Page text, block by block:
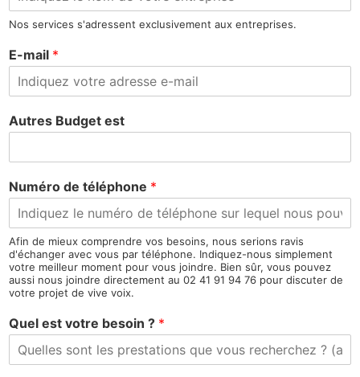
Nos services s'adressent exclusivement aux entreprises.
E-mail *
Autres Budget est
Numéro de téléphone *
Afin de mieux comprendre vos besoins, nous serions ravis
d'échanger avec vous par téléphone. Indiquez-nous simplement
votre meilleur moment pour vous joindre. Bien sûr, vous pouvez
aussi nous joindre directement au 02 41 91 94 76 pour discuter de
votre projet de vive voix.
Quel est votre besoin ? *